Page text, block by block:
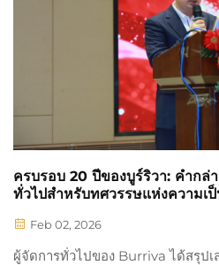
ครบรอบ 20 ปีของบูร์ริวา: คำกล่
ทั่วไปสำหรับทศวรรษแห่งความเ
Feb 02, 2026
ผู้จัดการทั่วไปของ Burriva ได้สรุปเ